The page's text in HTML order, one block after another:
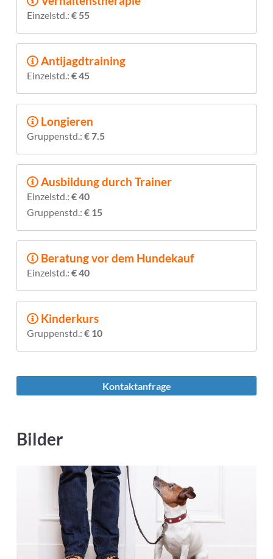
Einzelstd.: € 55
Antijagdtraining
Einzelstd.: € 45
Longieren
Gruppenstd.: € 7.5
Ausbildung durch Trainer
Einzelstd.: € 40
Gruppenstd.: € 15
Beratung vor dem Hundekauf
Einzelstd.: € 40
Kinderkurs
Gruppenstd.: € 10
Kontaktanfrage
Bilder